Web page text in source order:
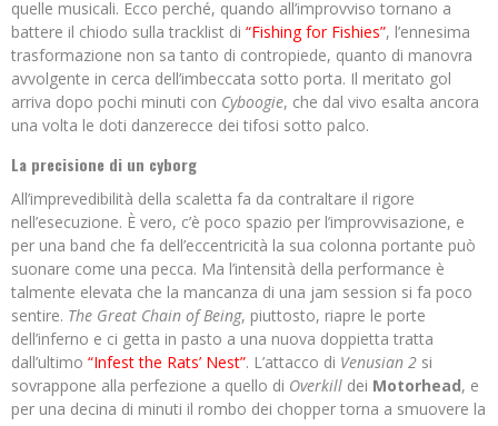
quelle musicali. Ecco perché, quando all’improvviso tornano a
battere il chiodo sulla tracklist di “Fishing for Fishies”, l’ennesima
trasformazione non sa tanto di contropiede, quanto di manovra
avvolgente in cerca dell’imbeccata sotto porta. Il meritato gol
arriva dopo pochi minuti con Cyboogie, che dal vivo esalta ancora
una volta le doti danzerecce dei tifosi sotto palco.
La precisione di un cyborg
All’imprevedibilità della scaletta fa da contraltare il rigore
nell’esecuzione. È vero, c’è poco spazio per l’improvvisazione, e
per una band che fa dell’eccentricità la sua colonna portante può
suonare come una pecca. Ma l’intensità della performance è
talmente elevata che la mancanza di una jam session si fa poco
sentire. The Great Chain of Being, piuttosto, riapre le porte
dell’inferno e ci getta in pasto a una nuova doppietta tratta
dall’ultimo “Infest the Rats’ Nest”. L’attacco di Venusian 2 si
sovrappone alla perfezione a quello di Overkill dei Motorhead, e
per una decina di minuti il rombo dei chopper torna a smuovere la